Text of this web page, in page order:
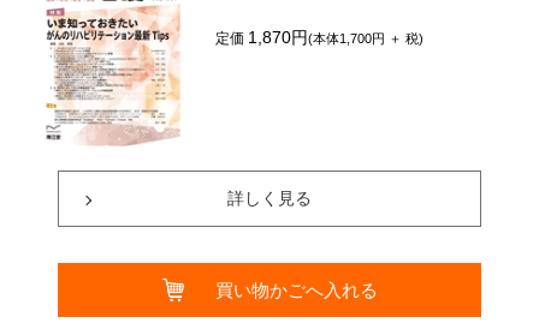
定価 1,870円(本体1,700円 ＋ 税)
詳しく見る
買い物かごへ入れる